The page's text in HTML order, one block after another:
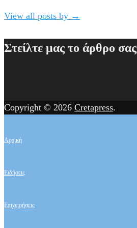
View all posts by →
Στείλτε μας το άρθρο σας
Copyright © 2026 Cretapress.
Αρχική
Ειδήσεις
Επιχειρήσεις